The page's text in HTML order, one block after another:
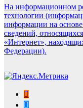
На информационном
технологии
информации на основе
сведений,
«Интернет»,
Федерации).